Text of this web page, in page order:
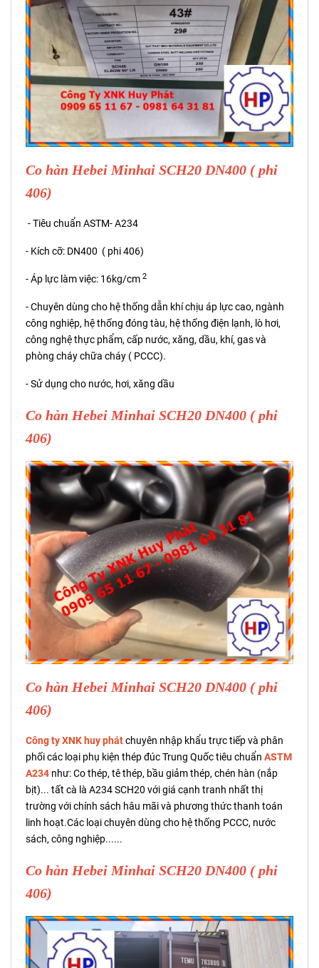
Co hàn Hebei Minhai SCH20 DN400 ( phi
406)
- Tiêu chuẩn ASTM- A234
- Kích cỡ: DN400 ( phi 406)
- Áp lực làm việc: 16kg/cm 2
- Chuyên dùng cho hệ thống dẫn khí chịu áp lực cao, ngành
công nghiệp, hệ thống đóng tàu, hệ thống điện lạnh, lò hơi,
công nghệ thực phẩm, cấp nước, xăng, dầu, khí, gas và
phòng cháy chữa cháy ( PCCC).
- Sử dụng cho nước, hơi, xăng dầu
Co hàn Hebei Minhai SCH20 DN400 ( phi
406)
Co hàn Hebei Minhai SCH20 DN400 ( phi
406)
Công ty XNK huy phátchuyên nhập khẩu trực tiếp và phân
phối các loại phụ kiện thép đúc Trung Quốc tiêu chuẩn ASTM
A234 như: Co thép, tê thép, bầu giảm thép, chén hàn (nắp
bịt)... tất cà là A234 SCH20 với giá cạnh tranh nhất thị
trường với chính sách hâu mãi và phương thức thanh toán
linh hoạt.Các loại chuyên dùng cho hệ thống PCCC, nước
sách, công nghiệp......
Co hàn Hebei Minhai SCH20 DN400 ( phi
406)